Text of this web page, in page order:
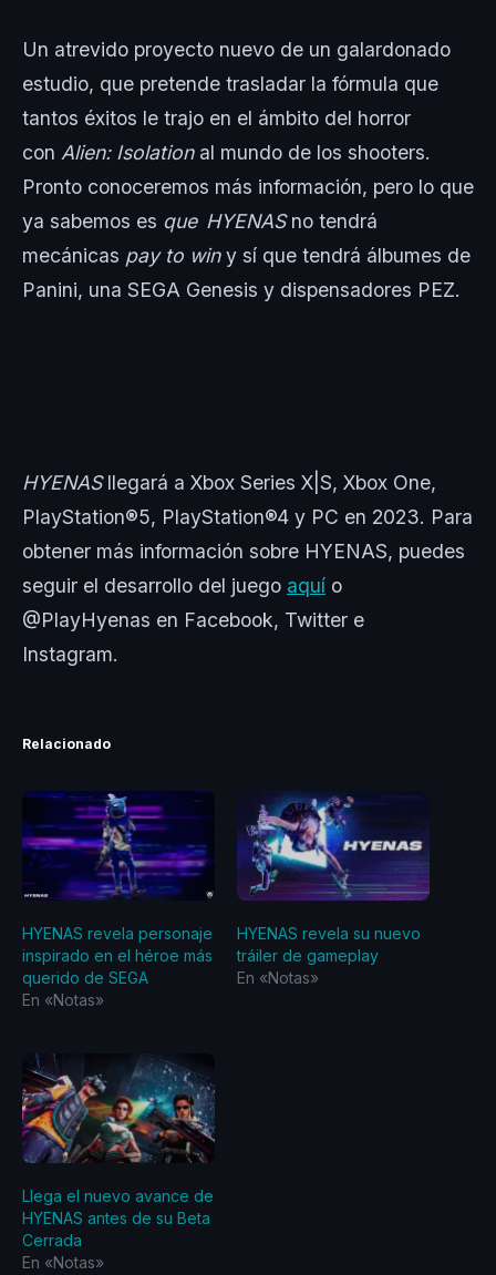
Un atrevido proyecto nuevo de un galardonado
estudio, que pretende trasladar la fórmula que
tantos éxitos le trajo en el ámbito del horror
con Alien: Isolation al mundo de los shooters.
Pronto conoceremos más información, pero lo que
ya sabemos es que HYENASno tendrá
mecánicas pay to winy sí que tendrá álbumes de
Panini, una SEGA Genesis y dispensadores PEZ.
HYENASllegará a Xbox Series X|S, Xbox One,
PlayStation®5, PlayStation®4 y PC en 2023. Para
obtener más información sobre HYENAS, puedes
seguir el desarrollo del juego aquí o
@PlayHyenas en Facebook, Twitter e
Instagram.
Relacionado
HYENAS revela personaje
inspirado en el héroe más
querido de SEGA
En «Notas»
HYENAS revela su nuevo
tráiler de gameplay
En «Notas»
Llega el nuevo avance de
HYENAS antes de su Beta
Cerrada
En «Notas»